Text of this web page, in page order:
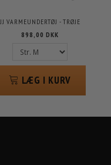
JJ VARMEUNDERTØJ - TRØJE
898,00 DKK
LÆG I KURV